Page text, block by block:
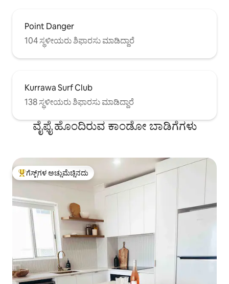
Point Danger
104 ಸ್ಥಳೀಯರು ಶಿಫಾರಸು ಮಾಡಿದ್ದಾರೆ
Kurrawa Surf Club
138 ಸ್ಥಳೀಯರು ಶಿಫಾರಸು ಮಾಡಿದ್ದಾರೆ
ವೈಫೈ ಹೊಂದಿರುವ ಕಾಂಡೋ ಬಾಡಿಗೆಗಳು
ಗೆಸ್ಟ್‌ಗಳಿಗೆ ಅತಿ ಹೆಚ್ಚು ಅಚ್ಚುಮೆಚ್ಚಿನದು
ಗೆಸ್ಟ್‌ಗಳ ಅಚ್ಚುಮೆಚ್ಚಿನದು